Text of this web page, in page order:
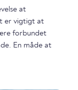
at
er vigtigt at
forbundet
En måde at